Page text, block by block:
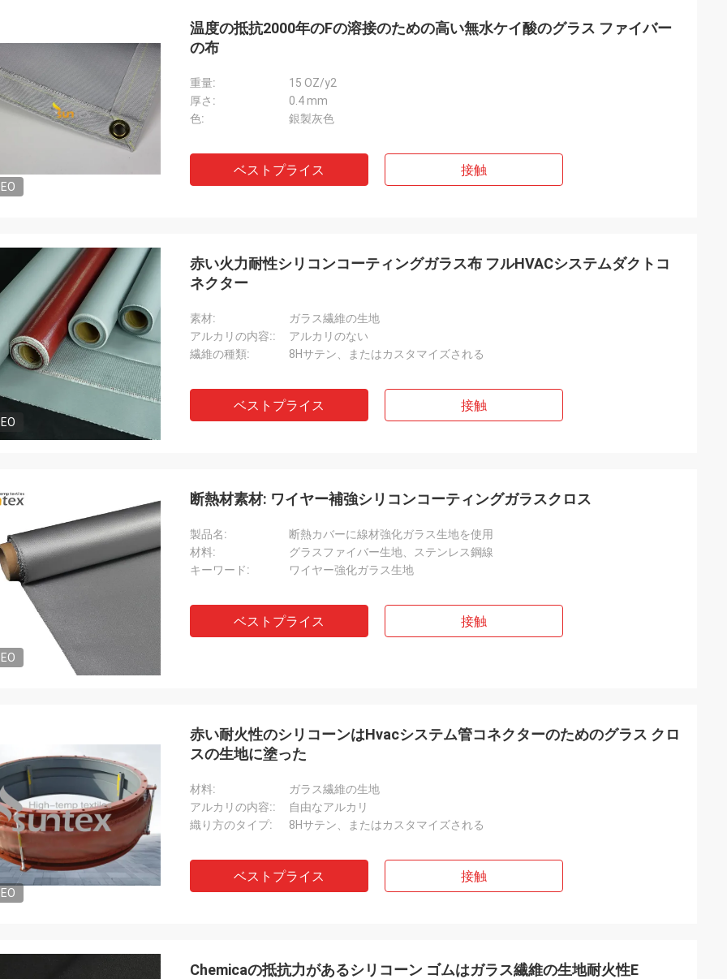
常に保
それ
剣に扱
働くこ
Jacky黄
彼らは偽りなく信頼パートナーである。そ
れらは満足の質の商品を速く渡す。そして
温織物で専門、常に貢献するである。
温度の抵抗2000年のFの溶接のための高い無水ケイ酸のグラス ファイバー
の布
重量:
15 OZ/y2
厚さ:
0.4 mm
色:
銀製灰色
ベストプライス 接触
赤い火力耐性シリコンコーティングガラス布 フルHVACシステムダクトコ
ネクター
素材:
ガラス繊維の生地
アルカリの内容::
アルカリのない
繊維の種類:
8Hサテン、またはカスタマイズされる
ベストプライス 接触
断熱材素材: ワイヤー補強シリコンコーティングガラスクロス
製品名:
断熱カバーに線材強化ガラス生地を使用
材料:
グラスファイバー生地、ステンレス鋼線
キーワード:
ワイヤー強化ガラス生地
ベストプライス 接触
赤い耐火性のシリコーンはHvacシステム管コネクターのためのグラス クロ
スの生地に塗った
材料:
ガラス繊維の生地
アルカリの内容::
自由なアルカリ
織り方のタイプ:
8Hサテン、またはカスタマイズされる
ベストプライス 接触
Chemicaの抵抗力があるシリコーン ゴムはガラス繊維の生地耐火性E